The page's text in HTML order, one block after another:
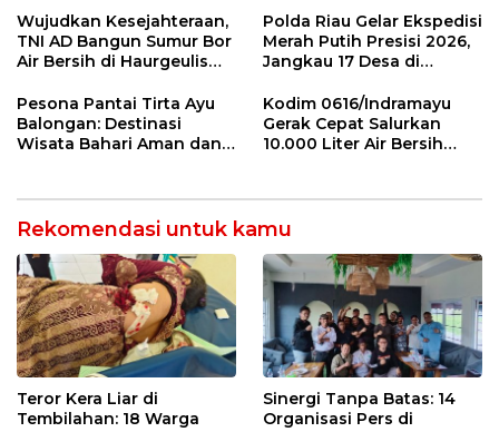
Strategis
dan Analisa Program Kerja
Wujudkan Kesejahteraan,
TNI AD Bangun Sumur Bor
Air Bersih di Haurgeulis
Polda Riau Gelar Ekspedisi
Merah Putih Presisi 2026,
Jangkau 17 Desa di
Pesona Pantai Tirta Ayu
Balongan: Destinasi
Wisata Bahari Aman dan
Kodim 0616/Indramayu
Gerak Cepat Salurkan
10.000 Liter Air Bersih
Rekomendasi untuk kamu
Teror Kera Liar di
Tembilahan: 18 Warga
Sinergi Tanpa Batas: 14
Organisasi Pers di